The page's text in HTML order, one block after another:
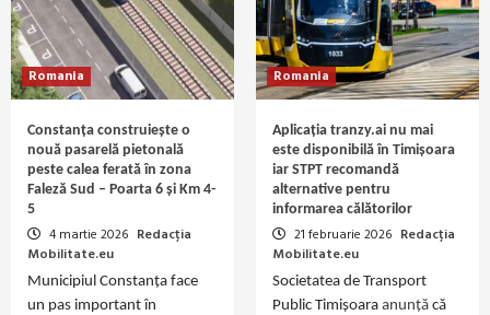
Romania
Constanța construiește o
nouă pasarelă pietonală
peste calea ferată în zona
Faleză Sud – Poarta 6 și Km 4-
5
4 martie 2026 Redacția
Mobilitate.eu
Municipiul Constanța face
un pas important în
Romania
Aplicația tranzy.ai nu mai
este disponibilă în Timișoara
iar STPT recomandă
alternative pentru
informarea călătorilor
21 februarie 2026 Redacția
Mobilitate.eu
Societatea de Transport
Public Timișoara anunță că